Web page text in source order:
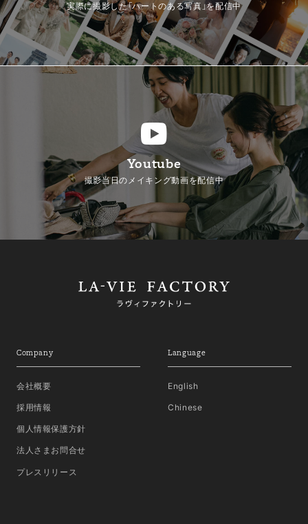
実際に撮影した「ハートのある写真」を配信中
Youtube
撮影当日のメイキング動画を配信中
Company
会社概要
採用情報
個人情報保護方針
法人さまお問合せ
プレスリリース
Language
English
Chinese